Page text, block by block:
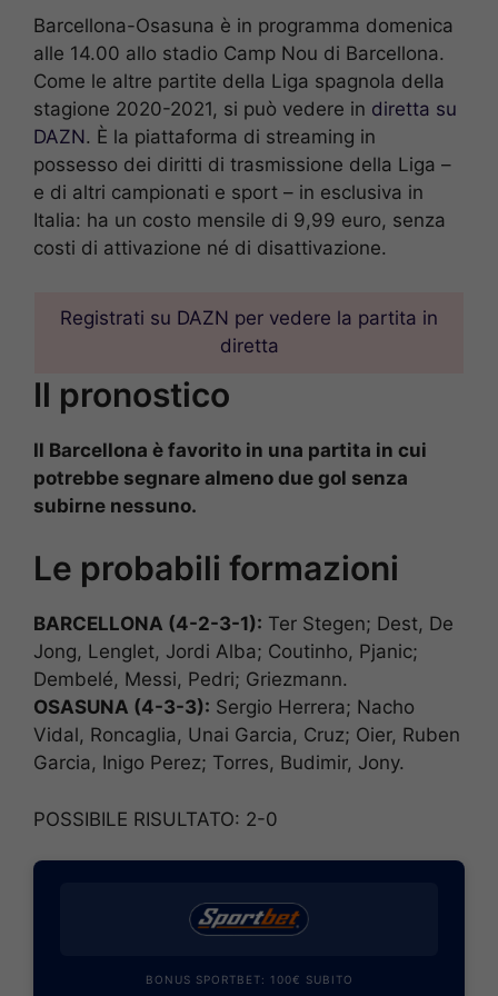
Barcellona-Osasuna è in programma domenica
alle 14.00 allo stadio Camp Nou di Barcellona.
Come le altre partite della Liga spagnola della
stagione 2020-2021, si può vedere in diretta su
DAZN. È la piattaforma di streaming in
possesso dei diritti di trasmissione della Liga –
e di altri campionati e sport – in esclusiva in
Italia: ha un costo mensile di 9,99 euro, senza
costi di attivazione né di disattivazione.
Registrati su DAZN per vedere la partita in
diretta
Il pronostico
Il Barcellona è favorito in una partita in cui
potrebbe segnare almeno due gol senza
subirne nessuno.
Le probabili formazioni
BARCELLONA (4-2-3-1): Ter Stegen; Dest, De
Jong, Lenglet, Jordi Alba; Coutinho, Pjanic;
Dembelé, Messi, Pedri; Griezmann.
OSASUNA (4-3-3): Sergio Herrera; Nacho
Vidal, Roncaglia, Unai Garcia, Cruz; Oier, Ruben
Garcia, Inigo Perez; Torres, Budimir, Jony.
POSSIBILE RISULTATO: 2-0
BONUS SPORTBET: 100€ SUBITO